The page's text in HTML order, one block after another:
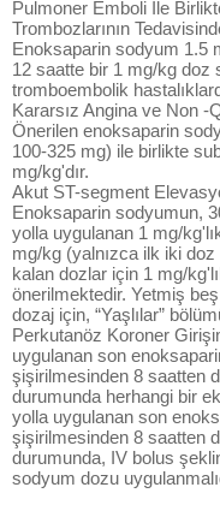
Pulmoner Emboli İle
Trombozlarının
Enoksaparin sodyum 1.5
12 saatte bir 1 mg/kg doz
tromboembolik
Kararsız Angina ve Non
Önerilen enoksaparin
100-325 mg) ile birlikte
mg/kg'dır.
Akut ST-segment
Enoksaparin sodyumun,
yolla uygulanan 1 mg/
mg/kg (yalnızca ilk iki
kalan dozlar için 1 mg/
önerilmektedir. Yetmiş
dozaj için, “Yaşlılar”
Perkutanöz Koroner
uygulanan son
şişirilmesinden 8 saatten
durumunda herhangi bir
yolla uygulanan son
şişirilmesinden 8 saatten
durumunda, IV bolus
sodyum dozu